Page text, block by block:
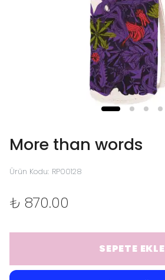
More than words
Ürün Kodu: RP00128
₺ 870.00
SEPETE EKLE